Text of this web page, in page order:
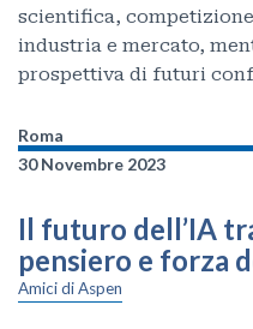
scientifica,
industria e mercato,
prospettiva di futuri
Roma
30 Novembre 2023
Il futuro dell’IA
pensiero e forza
Amici di Aspen